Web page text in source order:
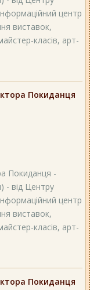
центр
виставок,
класів, арт-
Покиданця
Покиданця -
- від Центру
центр
виставок,
класів, арт-
Покиданця